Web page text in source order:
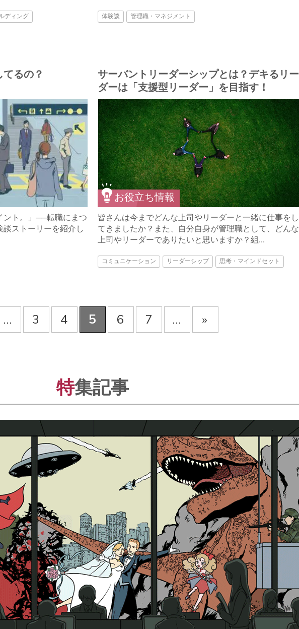
ディング 体験談 管理職・マネジメント
るの？
ント。」──転職にまつ
ストーリーを紹介し
サーバントリーダーシップとは？デキるリー
ダーは「支援型リーダー」を目指す！
お役立ち情報
皆さんは今までどんな上司やリーダーと一緒に仕事をし
てきましたか？また、自分自身が管理職として、どんな
上司やリーダーでありたいと思いますか？組...
コミュニケーション リーダーシップ 思考・マインドセット
... 3 4 5 6 7 ... »
特集記事